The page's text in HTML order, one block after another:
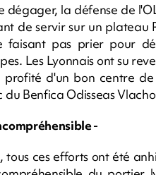
dégager, la défense de
de servir sur un plateau
faisant pas prier pour
Les Lyonnais ont su
profité d'un bon centre
Benfica Odisseas
-
tous ces efforts ont été